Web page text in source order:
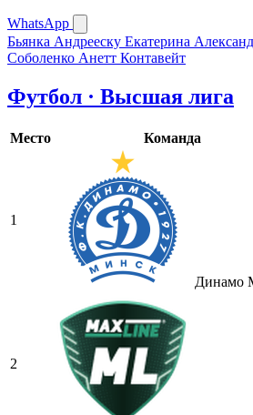
WhatsApp
Бьянка Андрееску Екатерина
Соболенко Анетт Контавейт
Футбол · Высшая лига
Место Команда
1
Динамо
2